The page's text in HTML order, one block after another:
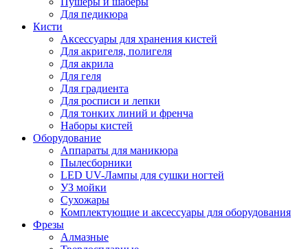
Для педикюра
Кисти
Аксессуары для хранения кистей
Для акригеля, полигеля
Для акрила
Для геля
Для градиента
Для росписи и лепки
Для тонких линий и френча
Наборы кистей
Оборудование
Аппараты для маникюра
Пылесборники
LED UV-Лампы для сушки ногтей
УЗ мойки
Сухожары
Комплектующие и аксессуары для оборудования
Фрезы
Алмазные